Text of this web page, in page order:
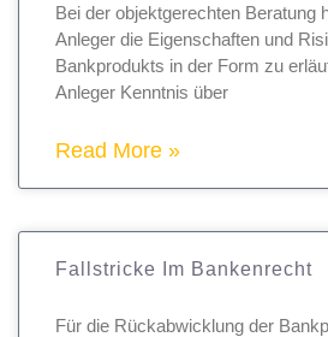
Bei der objektgerechten Beratung
Anleger die Eigenschaften und
Bankprodukts in der Form zu
Anleger Kenntnis über
Read More »
Fallstricke Im Bankenrecht
Für die Rückabwicklung der